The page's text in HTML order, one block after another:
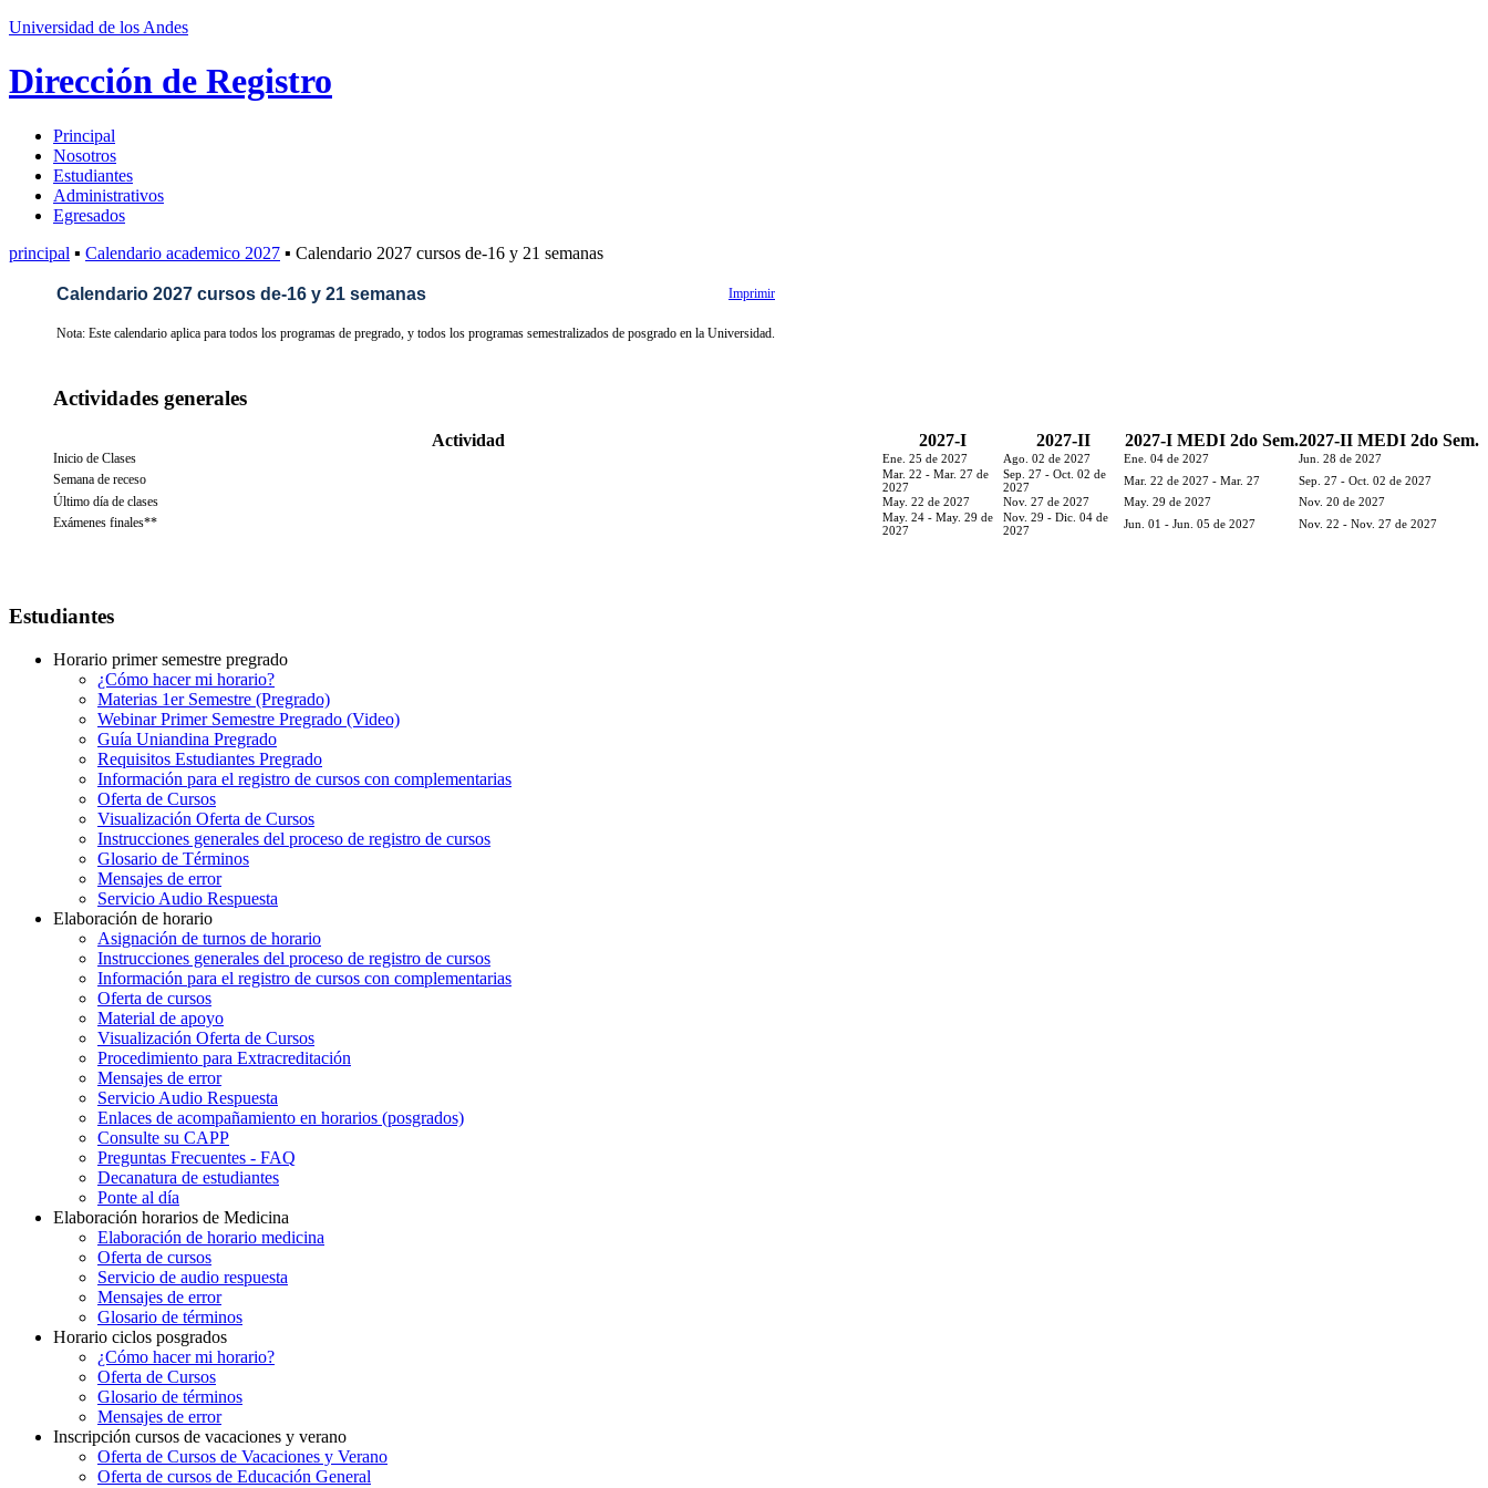
Universidad de los Andes
Dirección de Registro
Principal
Nosotros
Estudiantes
Administrativos
Egresados
principal ▪ Calendario academico 2027 ▪ Calendario 2027 cursos de-16 y 21 semanas
Calendario 2027 cursos de-16 y 21 semanas Imprimir
Nota: Este calendario aplica para todos los programas de pregrado, y todos los programas semestralizados de posgrado en la Universidad.
Actividades generales
Actividad 2027-I 2027-II 2027-I MEDI 2do Sem.2027-II MEDI 2do Sem.
Inicio de Clases Ene. 25 de 2027 Ago. 02 de 2027 Ene. 04 de 2027 Jun. 28 de 2027
Semana de receso
Mar. 22 - Mar. 27 de
2027
Sep. 27 - Oct. 02 de
2027
Mar. 22 de 2027 - Mar. 27 Sep. 27 - Oct. 02 de 2027
Último día de clases May. 22 de 2027 Nov. 27 de 2027 May. 29 de 2027 Nov. 20 de 2027
Exámenes finales**
May. 24 - May. 29 de
2027
Nov. 29 - Dic. 04 de
2027
Jun. 01 - Jun. 05 de 2027 Nov. 22 - Nov. 27 de 2027
Estudiantes
Horario primer semestre pregrado
¿Cómo hacer mi horario?
Materias 1er Semestre (Pregrado)
Webinar Primer Semestre Pregrado (Video)
Guía Uniandina Pregrado
Requisitos Estudiantes Pregrado
Información para el registro de cursos con complementarias
Oferta de Cursos
Visualización Oferta de Cursos
Instrucciones generales del proceso de registro de cursos
Glosario de Términos
Mensajes de error
Servicio Audio Respuesta
Elaboración de horario
Asignación de turnos de horario
Instrucciones generales del proceso de registro de cursos
Información para el registro de cursos con complementarias
Oferta de cursos
Material de apoyo
Visualización Oferta de Cursos
Procedimiento para Extracreditación
Mensajes de error
Servicio Audio Respuesta
Enlaces de acompañamiento en horarios (posgrados)
Consulte su CAPP
Preguntas Frecuentes - FAQ
Decanatura de estudiantes
Ponte al día
Elaboración horarios de Medicina
Elaboración de horario medicina
Oferta de cursos
Servicio de audio respuesta
Mensajes de error
Glosario de términos
Horario ciclos posgrados
¿Cómo hacer mi horario?
Oferta de Cursos
Glosario de términos
Mensajes de error
Inscripción cursos de vacaciones y verano
Oferta de Cursos de Vacaciones y Verano
Oferta de cursos de Educación General